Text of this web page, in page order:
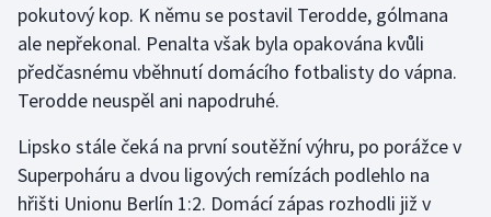
pokutový kop. K němu se postavil Terodde, gólmana
ale nepřekonal. Penalta však byla opakována kvůli
předčasnému vběhnutí domácího fotbalisty do vápna.
Terodde neuspěl ani napodruhé.
Lipsko stále čeká na první soutěžní výhru, po porážce v
Superpoháru a dvou ligových remízách podlehlo na
hřišti Unionu Berlín 1:2. Domácí zápas rozhodli již v